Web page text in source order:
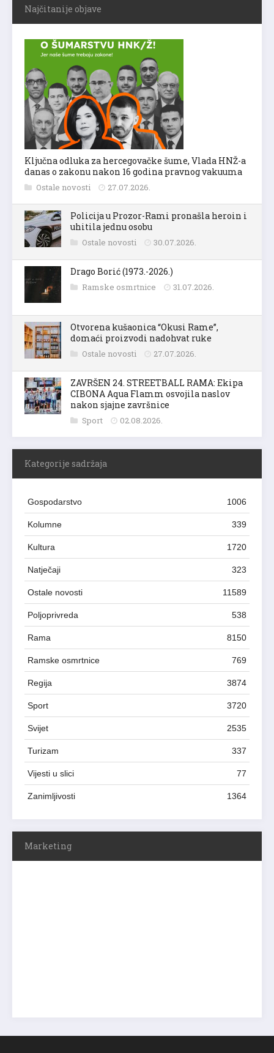
Najčitanije objave
Ključna odluka za hercegovačke šume, Vlada HNŽ-a
danas o zakonu nakon 16 godina pravnog vakuuma
Ostale novosti 27.07.2026.
Policija u Prozor-Rami pronašla heroin i
uhitila jednu osobu
Ostale novosti 30.07.2026.
Drago Borić (1973.-2026.)
Ramske osmrtnice 31.07.2026.
Otvorena kušaonica “Okusi Rame”,
domaći proizvodi nadohvat ruke
Ostale novosti 27.07.2026.
ZAVRŠEN 24. STREETBALL RAMA: Ekipa
CIBONA Aqua Flamm osvojila naslov
nakon sjajne završnice
Sport 02.08.2026.
Kategorije sadržaja
Gospodarstvo 1006
Kolumne 339
Kultura 1720
Natječaji 323
Ostale novosti 11589
Poljoprivreda 538
Rama 8150
Ramske osmrtnice 769
Regija 3874
Sport 3720
Svijet 2535
Turizam 337
Vijesti u slici 77
Zanimljivosti 1364
Marketing